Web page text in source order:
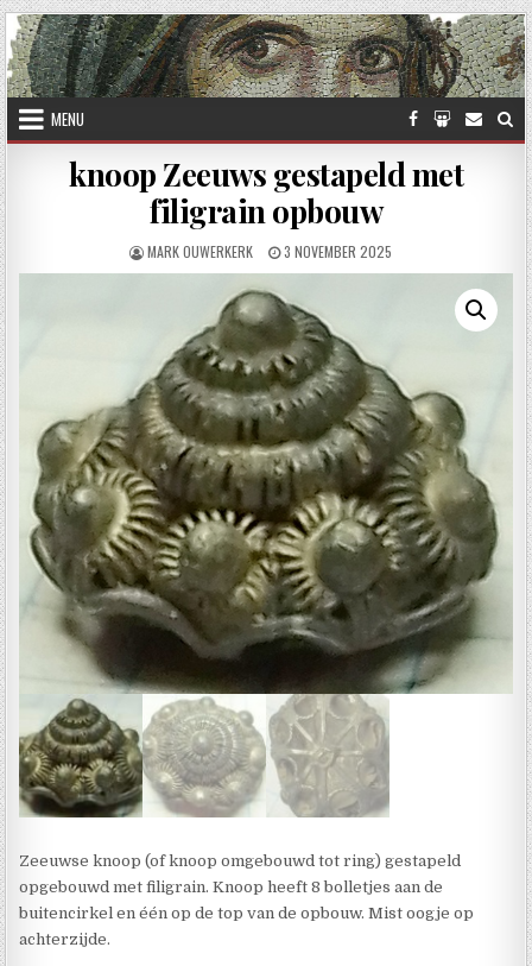
Skip to content
MENU
knoop Zeeuws gestapeld met
filigrain opbouw
AUTHOR:
MARK OUWERKERK PUBLISHED DATE:
3 NOVEMBER 2025
Zeeuwse knoop (of knoop omgebouwd tot ring) gestapeld
opgebouwd met filigrain. Knoop heeft 8 bolletjes aan de
buitencirkel en één op de top van de opbouw. Mist oogje op
achterzijde.